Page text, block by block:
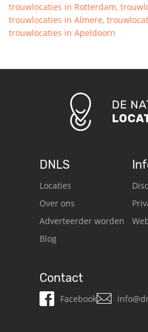
trouwlocaties in Rotterdam,
trouwlocaties in Almere,
trouwlocaties in Apeldoorn
DNLS
Locaties
Over ons
Adverteerder worden
Blog
Contact
Facebook